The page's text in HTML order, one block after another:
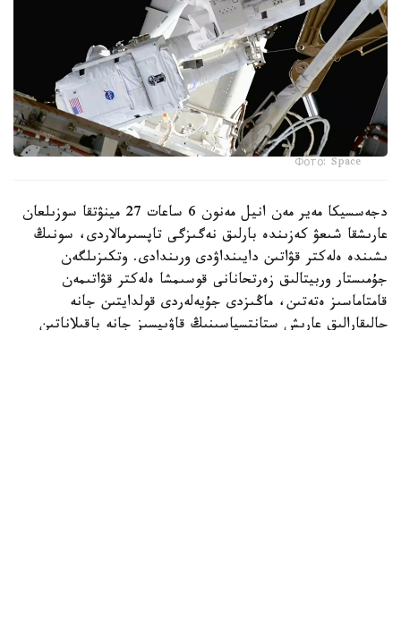
Фото: Space
دجەسسيكا مەير مەن انيل مەنون 6 ساعات 27 مينۋتقا سوزىلعان
عارىشقا شىعۋ كەزىندە بارلىق نەگىزگى تاپسىرمالاردى، سونىڭ
ىشىندە ەلەكتر قۋاتىن دايىنداۋدى ورىندادى. وتكىزىلگەن
جۇمىستار وربيتالىق زەرتحانانى قوسىمشا ەلەكتر قۋاتىمەن
قامتاماسىز ەتەتىن، ماڭىزدى جۇيەلەردى قولدايتىن جانە
حالىقارالىق عارىش ستانتسياسىنىڭ قاۋىپسىز جانە باقىلاناتىن